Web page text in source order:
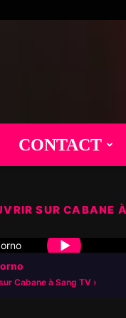
CONTACT
SUR CABANE
▶
Cabane à Sang TV